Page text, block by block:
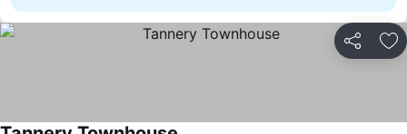
Partilhar